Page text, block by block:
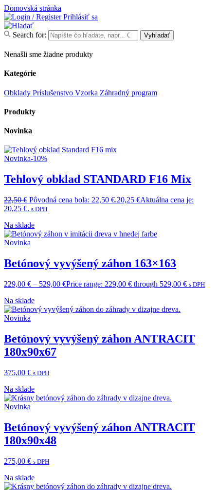
Domovská stránka
Prihlásiť sa
Search for: Vyhľadať
Nenašli sme žiadne produkty
Kategórie
Obklady Príslušenstvo Vzorka Záhradný program
Produkty
Novinka
Novinka-10%
Tehlový obklad STANDARD F16 Mix
22,50€ Pôvodná cena bola: 22,50 €.20,25 €Aktuálna cena je:
20,25 €. s DPH
Na sklade
Novinka
Betónový vyvýšený záhon 163×163
229,00 € – 529,00 €Price range: 229,00 € through 529,00 € s DPH
Na sklade
Novinka
Betónový vyvýšený záhon ANTRACIT
180x90x67
375,00 € s DPH
Na sklade
Novinka
Betónový vyvýšený záhon ANTRACIT
180x90x48
275,00 € s DPH
Na sklade